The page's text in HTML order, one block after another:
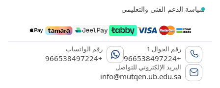
سياسة الدعم الفني والتعليمي
رقم الجوال 1
+966538497224
رقم الواتساب
+966538497224
البريد الإلكتروني للتواصل
info@mutqen.ub.edu.sa